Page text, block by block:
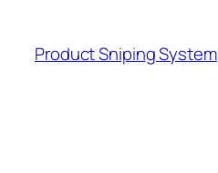
content
Product Sniping System